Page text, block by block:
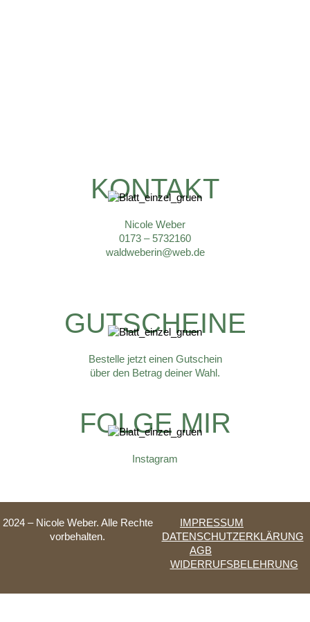
KONTAKT
Nicole Weber
0173 – 5732160
waldweberin@web.de
GUTSCHEINE
Bestelle jetzt einen Gutschein
über den Betrag deiner Wahl.
FOLGE MIR
Instagram
2024 – Nicole Weber. Alle Rechte
vorbehalten.
IMPRESSUM
DATENSCHUTZERKLÄRUNG
AGB
WIDERRUFSBELEHRUNG